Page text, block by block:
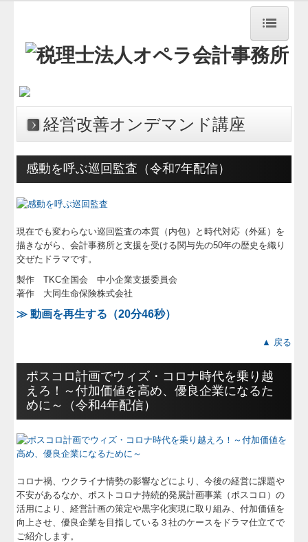
HOME
職員紹介
交通案内
業務案内
料金について
セミナー案内
もうかる土曜経理教室
テレビ出演等
社長メニューASP版
会計・決算・税務調査
個人確定申告
経営改善オンデマンド講座
感動を呼ぶ巡回監査（令和7年配信）
現在でも変わらない巡回監査の本質（内包）と時代対応（外延）を
描きながら、会計事務所と支援を受ける関与先の50年の歴史を織り
交ぜたドラマです。
製作 TKC全国会 中小企業支援委員会
著作 大同生命保険株式会社
≫ 動画を再生する（20分46秒）
▲ 戻る
ポスコロ計画でウィズ・コロナ時代を乗り越
えろ！～付加価値を高め、優良企業になるた
めに～（令和4年配信）
コロナ禍、ウクライナ情勢の影響などにより、今後の経営に課題や
不安があるなか、ポストコロナ持続的発展計画事業（ポスコロ）の
活用により、経営計画の策定や黒字化実現に取り組み、付加価値を
向上させ、優良企業を目指している３社のケースをドラマ仕立てで
ご紹介します。